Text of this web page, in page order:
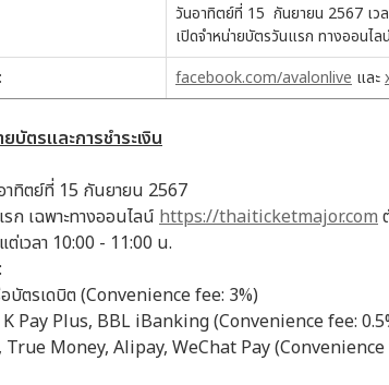
วันอาทิตย์ที่ 15 กันยายน 2567 เว
เปิดจำหน่ายบัตรวันแรก ทางออนไล
facebook.com/avalonlive และ
บัตรและการชำระเงิน
าทิตย์ที่ 15 กันยายน 2567
ก เฉพาะทางออนไลน์ https://thaiticketmajor.com
ต่เวลา 10:00 - 11:00 น.
บัตรเดบิต (Convenience fee: 3%)
Pay Plus, BBL iBanking (Convenience fee:
True Money, Alipay, WeChat Pay (Convenience